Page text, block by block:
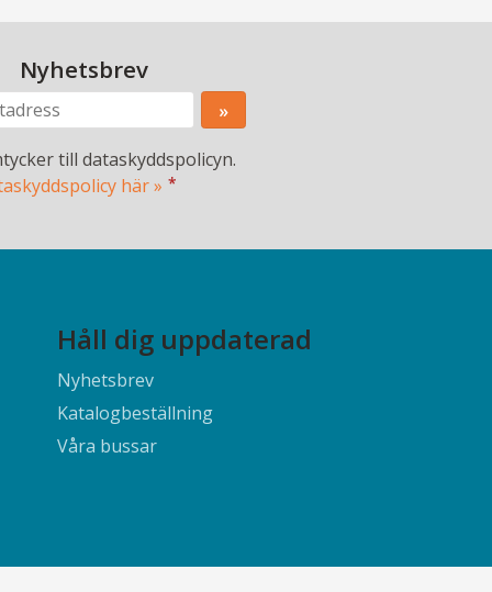
Nyhetsbrev
till dataskyddspolicyn.
här » *
Håll dig uppdaterad
Nyhetsbrev
Katalogbeställning
Våra bussar